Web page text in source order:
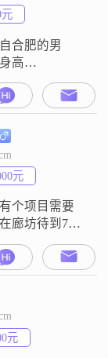
元
合肥的男
高
收入在3001到
一份稳定的
学历是高中
着学习的热
力##3002##
真诚和可
间建立信任
元
个项目需要
廊坊待到7月
有意思，看
苏。
元